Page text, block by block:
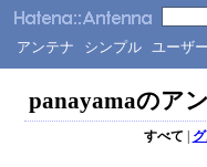
アンテナ シンプル ユーザ
panayamaのア
すべて |